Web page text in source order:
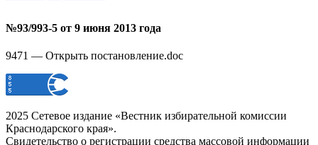
№93/993-5 от 9 июня 2013 года
9471 — Открыть постановление.doc
2025 Сетевое издание «Вестник избирательной комиссии
Краснодарского края».
Свидетельство о регистрации средства массовой информации